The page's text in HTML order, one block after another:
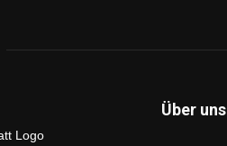
Über uns